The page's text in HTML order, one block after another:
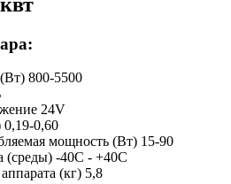
800-5500
24V
0,19-0,60
мощность (Вт) 15-90
(среды) -40С - +40С
(кг) 5,8